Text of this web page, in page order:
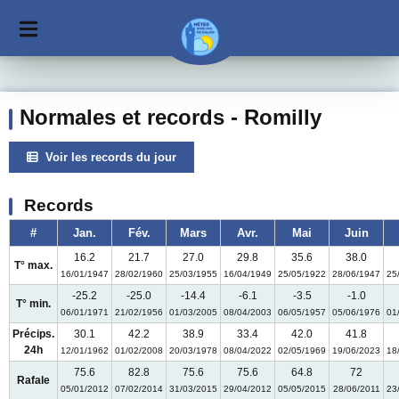
Normales et records - Romilly
Voir les records du jour
Records
# Jan. Fév. Mars Avr. Mai Juin
T° max.
16.2
16/01/1947
21.7
28/02/1960
27.0
25/03/1955
29.8
16/04/1949
35.6
25/05/1922
38.0
28/06/1947
T° min.
-25.2
06/01/1971
-25.0
21/02/1956
-14.4
01/03/2005
-6.1
08/04/2003
-3.5
06/05/1957
-1.0
05/06/1976
Précips.
24h
30.1
12/01/1962
42.2
01/02/2008
38.9
20/03/1978
33.4
08/04/2022
42.0
02/05/1969
41.8
19/06/2023
Rafale
75.6
05/01/2012
82.8
07/02/2014
75.6
31/03/2015
75.6
29/04/2012
64.8
05/05/2015
72
28/06/2011